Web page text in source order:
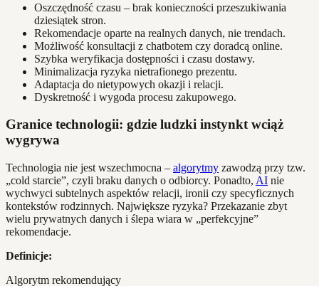
Oszczędność czasu – brak konieczności przeszukiwania
dziesiątek stron.
Rekomendacje oparte na realnych danych, nie trendach.
Możliwość konsultacji z chatbotem czy doradcą online.
Szybka weryfikacja dostępności i czasu dostawy.
Minimalizacja ryzyka nietrafionego prezentu.
Adaptacja do nietypowych okazji i relacji.
Dyskretność i wygoda procesu zakupowego.
Granice technologii: gdzie ludzki instynkt wciąż
wygrywa
Technologia nie jest wszechmocna – algorytmy zawodzą przy tzw.
„cold starcie”, czyli braku danych o odbiorcy. Ponadto, AI nie
wychwyci subtelnych aspektów relacji, ironii czy specyficznych
kontekstów rodzinnych. Największe ryzyka? Przekazanie zbyt
wielu prywatnych danych i ślepa wiara w „perfekcyjne”
rekomendacje.
Definicje:
Algorytm rekomendujący